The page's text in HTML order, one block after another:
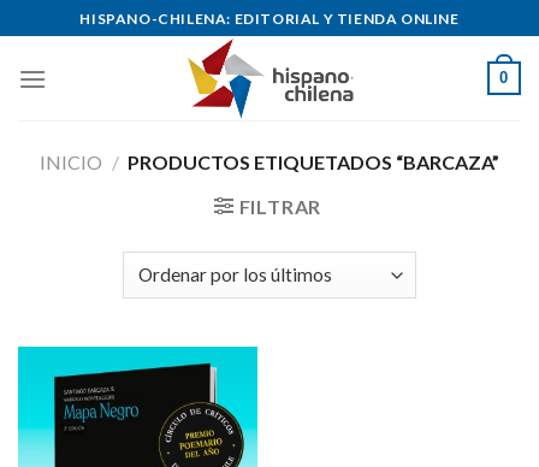
to
content
HISPANO-CHILENA: EDITORIAL Y TIENDA ONLINE
0
INICIO / PRODUCTOS ETIQUETADOS “BARCAZA”
FILTRAR